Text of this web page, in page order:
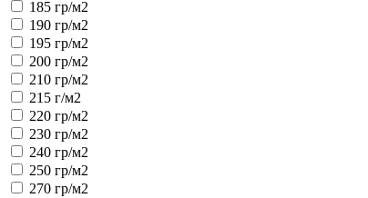
185 гр/м2
190 гр/м2
195 гр/м2
200 гр/м2
210 гр/м2
215 г/м2
220 гр/м2
230 гр/м2
240 гр/м2
250 гр/м2
270 гр/м2